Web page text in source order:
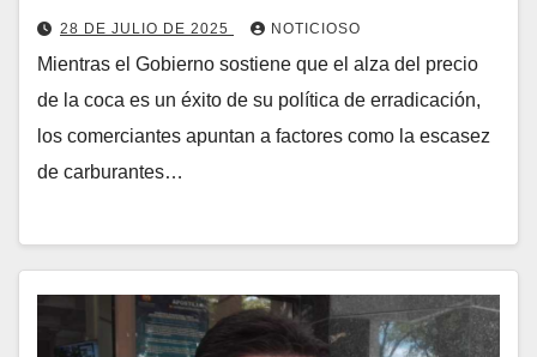
28 DE JULIO DE 2025 NOTICIOSO
Mientras el Gobierno sostiene que el alza del precio
de la coca es un éxito de su política de erradicación,
los comerciantes apuntan a factores como la escasez
de carburantes…